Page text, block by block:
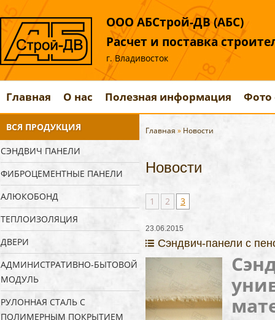
ООО АБСтрой-ДВ (АБС)
Расчет и поставка
г. Владивосток
Главная О нас Полезная информация Фото
ВСЯ ПРОДУКЦИЯ
СЭНДВИЧ ПАНЕЛИ
ФИБРОЦЕМЕНТНЫЕ ПАНЕЛИ
АЛЮКОБОНД
ТЕПЛОИЗОЛЯЦИЯ
ДВЕРИ
АДМИНИСТРАТИВНО-БЫТОВОЙ
МОДУЛЬ
РУЛОННАЯ СТАЛЬ С
ПОЛИМЕРНЫМ ПОКРЫТИЕМ
Главная » Новости
Новости
1 2 3
23.06.2015
Сэндвич-панели с